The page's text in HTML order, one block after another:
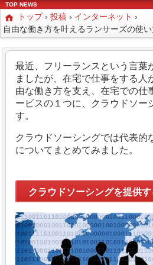
TOP NEWS
トップ› 投稿 › インターネット ›
自由な働き方を叶えるランサーズの使
最近、フリーランスという言葉
ましたが、在宅で仕事をする人
由な働き方を支え、在宅での仕
ービスの１つに、クラウドソー
す。
クラウドソーシングでは代表的
についてまとめてみました。
クラウドソーシングを提供